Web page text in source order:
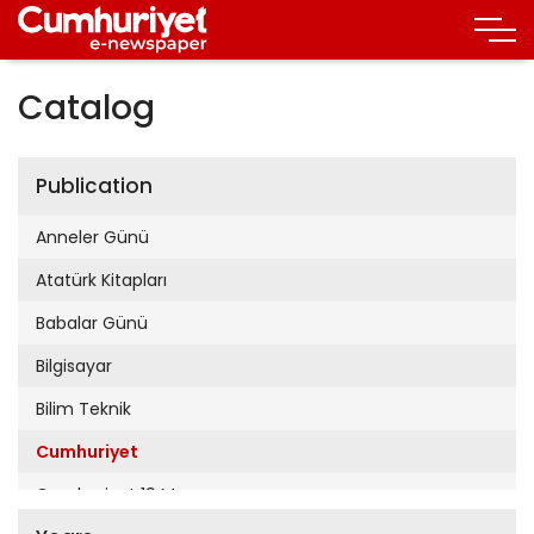
Catalog
Publication
Anneler Günü
Atatürk Kitapları
Babalar Günü
Bilgisayar
Bilim Teknik
Cumhuriyet
Cumhuriyet 19 Mayıs